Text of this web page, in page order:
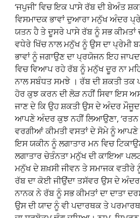
‘ਜਪੁਜੀ’ ਵਿਚ ਇਕ ਪਾਸੇ ਰੱਬ ਦੀ ਬੇਅੰਤ
ਵਿਸਮਾਦਕ ਭਾਵਾਂ ਦੁਆਰਾ ਮਨੁੱਖ ਅੰਦਰ
ਯਤਨ ਹੈ ਤੇ ਦੂਸਰੇ ਪਾਸੇ ਰੱਬ ਨੂੰ ਸਭ ਕੀਮਤਾਂ
ਵਧੇਰੇ ਖਿੱਚ ਨਾਲ ਮਨੁੱਖ ਨੂੰ ਉਸ ਦਾ ਪ੍ਰੇਮੀ
ਭਾਵਾਂ ਨੂੰ ਜਗਾਉਣ ਦਾ ਪ੍ਰਯੋਜਨ ਇਹ
ਵਿਚ ਵਿਆਪ ਰਹੇ ਰੱਬ ਨੂੰ ਮਨੁੱਖ ਦੂਰ ਨਾ
ਨਾਲ ਸਬੰਧਤ ਸਮਝੇ । ਰੱਬ ਦੀ ਸ਼ਕਤੀ
ਹੋਰ ਕੁਝ ਕਰਨ ਦੀ ਲੋੜ ਨਹੀਂ ਸਿਵਾ ਇਸ
ਜਾਣ ਦੇ ਕਿ ਉਹ ਸ਼ਕਤੀ ਉਸ ਦੇ ਅੰਦਰ
ਆਪਣੇ ਅੰਦਰ ਕੁਝ ਨਹੀਂ ਲਿਆਉਣਾ, ‘ਰਤਨ
ਵਰਗੀਆਂ ਕੀਮਤੀ ਵਸਤਾਂ ਦੇ ਸੋਮੇ ਨੂੰ
ਇਸ ਯਕੀਨ ਨੂੰ ਲਗਾਤਾਰ ਮਨ ਵਿਚ
ਲਗਾਤਾਰ ਚੇਤੰਨਤਾ ਮਨੁੱਖ ਦੀ ਕਾਇਆ
ਮਨੁੱਖ ਦੇ ਸ਼ਖ਼ਸੀ ਜੀਵਨ ਤੇ ਸਮਾਜਕ ਵਤੀਰੇ
ਰੱਬ ਦਾ ਕੋਈ ਜੀਉਂਦਾ ਤਸੱਵਰ ਉਸ ਦੇ
ਨਾਨਕ ਨੇ ਰੱਬ ਨੂੰ ਸਭ ਕੀਮਤਾਂ ਦਾ ਦਾਤਾ
ਉਸ ਦੀ ਯਾਦ ਨੂੰ ਵੀ ਪਦਾਰਥਕ ਤੇ